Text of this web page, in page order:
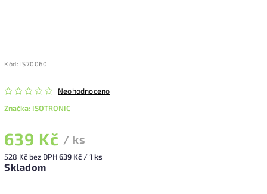
Kód: IS70060
Neohodnoceno
Značka: ISOTRONIC
639 Kč / ks
528 Kč bez DPH639 Kč / 1 ks
Skladom